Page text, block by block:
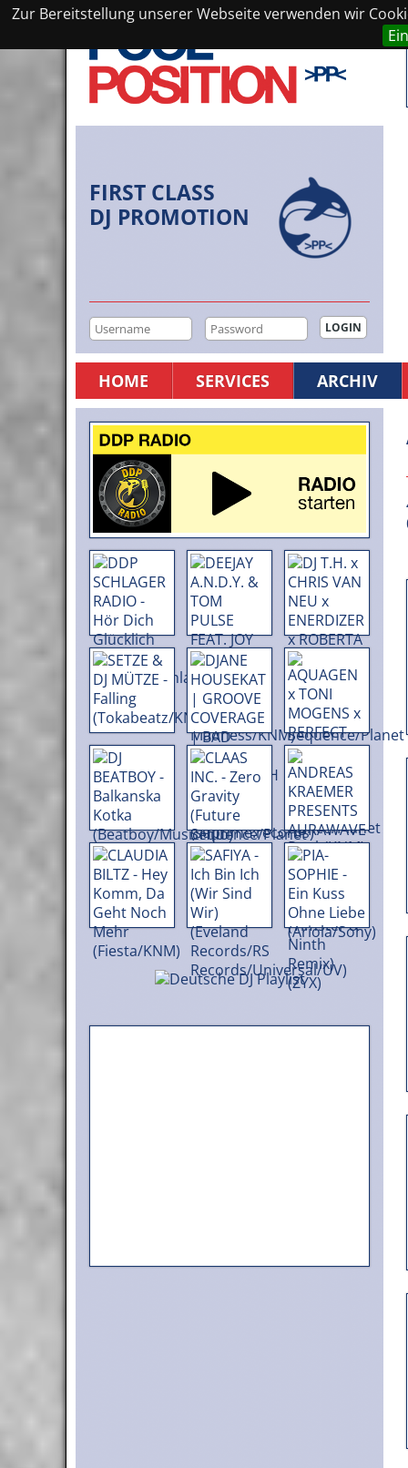
Zur Bereitstellung unserer Webseite verwenden wir
FIRST CLASS
DJ PROMOTION
HOME SERVICES ARCHIV